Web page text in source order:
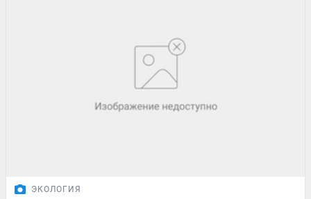
ЭКОЛОГИЯ